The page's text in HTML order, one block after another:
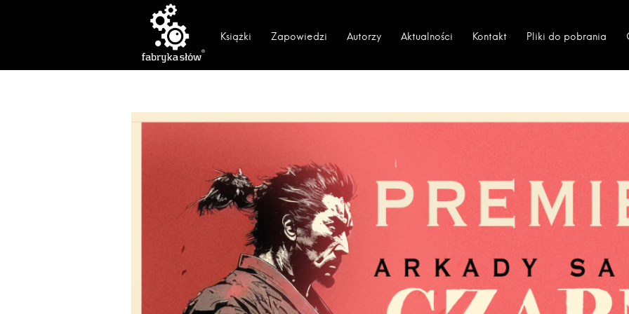
Książki Zapowiedzi Autorzy Aktualności Kontakt Pliki do pobrania